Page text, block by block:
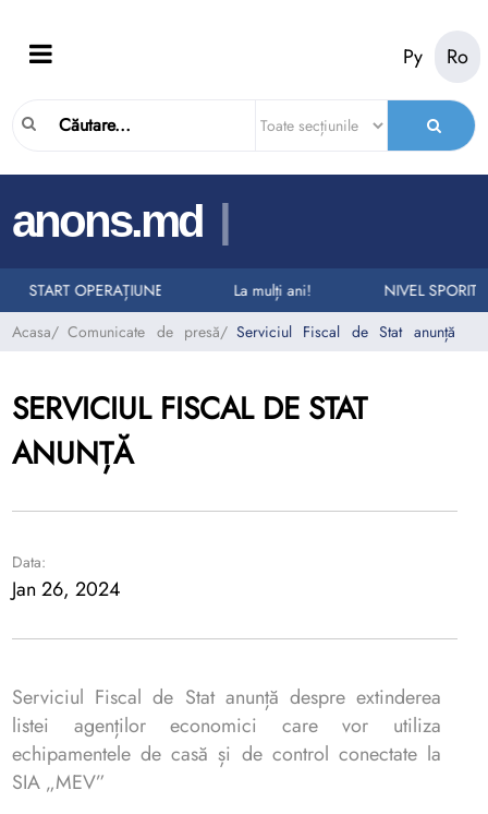
Ру Ro
anons.md |
LA NUMĂRUL UNIC DE URGENȚĂ 112
AUTO
START OPERAȚIUNEA „TAXI” La mulți ani!
NIVEL SPORIT
Acasa/ Comunicate de presă/ Serviciul Fiscal de Stat anunță
SERVICIUL FISCAL DE STAT
ANUNȚĂ
Data:
Jan 26, 2024
Serviciul Fiscal de Stat anunță despre extinderea
listei agenților economici care vor utiliza
echipamentele de casă și de control conectate la
SIA „MEV”